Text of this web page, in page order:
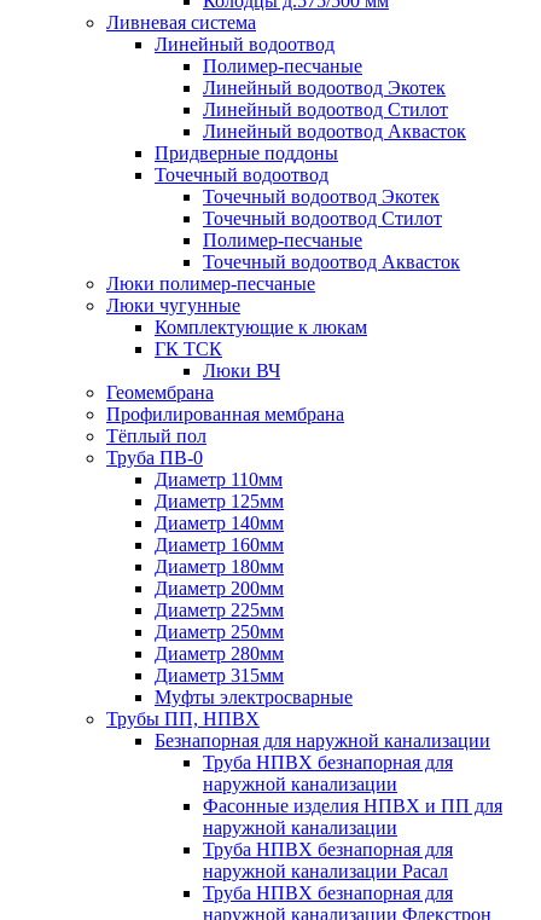
Ливневая система
Линейный водоотвод
Полимер-песчаные
Линейный водоотвод Экотек
Линейный водоотвод Стилот
Линейный водоотвод Аквасток
Придверные поддоны
Точечный водоотвод
Точечный водоотвод Экотек
Точечный водоотвод Стилот
Полимер-песчаные
Точечный водоотвод Аквасток
Люки полимер-песчаные
Люки чугунные
Комплектующие к люкам
ГК ТСК
Люки ВЧ
Геомембрана
Профилированная мембрана
Тёплый пол
Труба ПВ-0
Диаметр 110мм
Диаметр 125мм
Диаметр 140мм
Диаметр 160мм
Диаметр 180мм
Диаметр 200мм
Диаметр 225мм
Диаметр 250мм
Диаметр 280мм
Диаметр 315мм
Муфты электросварные
Трубы ПП, НПВХ
Безнапорная для наружной канализации
Труба НПВХ безнапорная для
наружной канализации
Фасонные изделия НПВХ и ПП для
наружной канализации
Труба НПВХ безнапорная для
наружной канализации Расал
Труба НПВХ безнапорная для
наружной канализации Флекстрон